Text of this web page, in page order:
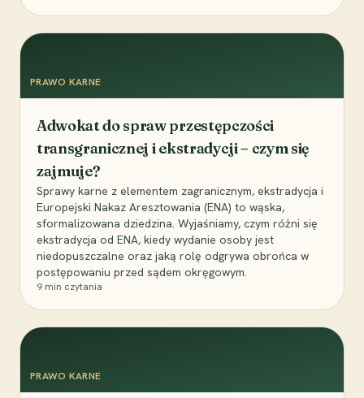
PRAWO KARNE
Adwokat do spraw przestępczości
transgranicznej i ekstradycji – czym się
zajmuje?
Sprawy karne z elementem zagranicznym, ekstradycja i
Europejski Nakaz Aresztowania (ENA) to wąska,
sformalizowana dziedzina. Wyjaśniamy, czym różni się
ekstradycja od ENA, kiedy wydanie osoby jest
niedopuszczalne oraz jaką rolę odgrywa obrońca w
postępowaniu przed sądem okręgowym.
9 min czytania
PRAWO KARNE